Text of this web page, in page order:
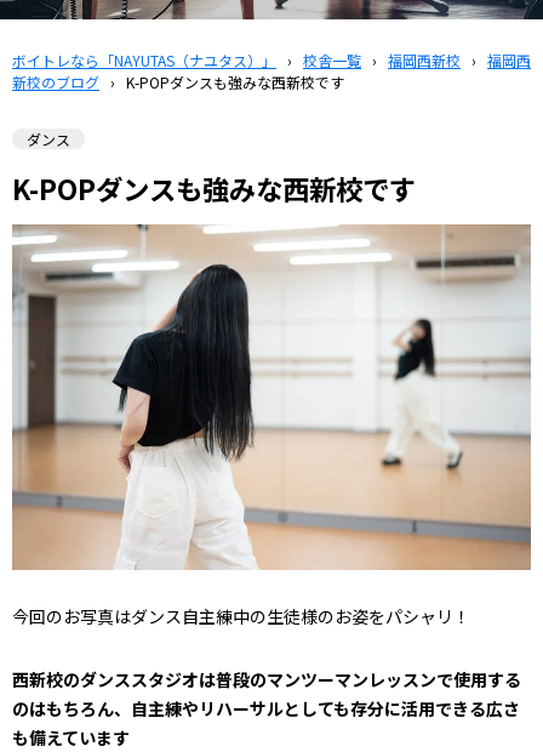
ボイトレなら「NAYUTAS（ナユタス）」 › 校舎一覧 › 福岡西新校 › 福岡西
新校のブログ › K-POPダンスも強みな西新校です
ダンス
K-POPダンスも強みな西新校です
今回のお写真はダンス自主練中の生徒様のお姿をパシャリ！
西新校のダンススタジオは普段のマンツーマンレッスンで使用する
のはもちろん、自主練やリハーサルとしても存分に活用できる広さ
も備えています